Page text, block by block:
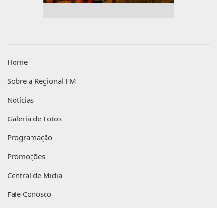
Home
Sobre a Regional FM
Notícias
Galeria de Fotos
Programação
Promoções
Central de Midia
Fale Conosco